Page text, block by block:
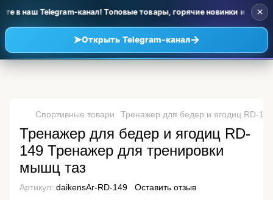
в наш Telegram-канал! Топовые товары, горячие новинки и
➤Открыть Telegram-канал→
×
Спортивные товари Тренажер для бедер и ягодиц RD-
Тренажер для бедер и ягодиц RD-
149 Тренажер для тренировки
мышц таз
Артикул: daikensAr-RD-149 Оставить отзыв